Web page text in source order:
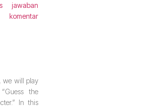
jawaban
we will play
the
In this